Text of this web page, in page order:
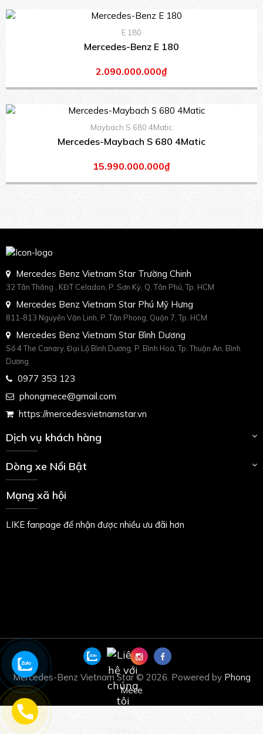
E 180
Mercedes-Benz E 180
2.090.000.000₫
Maybach S 680 4Matic
Mercedes-Maybach S 680 4Matic
15.990.000.000₫
Mercedes Benz Vietnam Star Trường Chinh
32 Tân Thắng , KĐT Celadon, P. Sơn Kỳ, Q. Tân Phú, Tp. HCM
Mercedes Benz Vietnam Star Phú Mỹ Hưng
811-813 Nguyễn Văn Linh, P. Tân Phong, Quận 7, Tp. HCM
Mercedes Benz Vietnam Star Bình Dương
Số 4 The Canary, Đại Lộ Bình Dương, P. Bình Hoà, Tp. Thuận An, Bình
Dương
0977 353 123
phongmece@gmail.com
https://mercedesvietnamstar.vn
Dịch vụ khách hàng
Dòng xe Nổi Bật
Mạng xã hội
LIKE fanpage để nhận được nhiều ưu đãi hơn
Mercedes-Benz Vietnam Star © 2026. Powered by Phong
Mece